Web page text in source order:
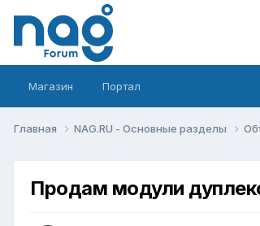
Магазин Портал
Главная NAG.RU - Основные разделы
Продам модули